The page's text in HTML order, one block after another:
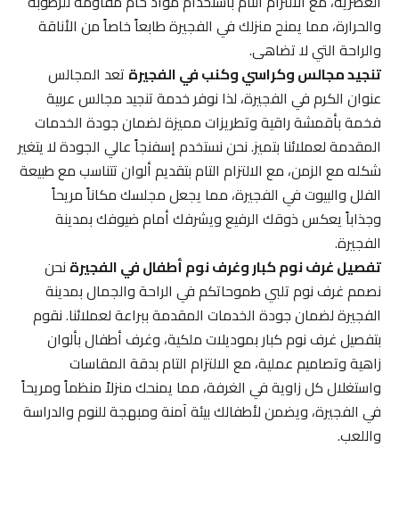
والحرارة، مما يمنح منزلك في الفجيرة طابعاً خاصاً من الأناقة
والراحة التي لا تضاهى.
تنجيد مجالس وكراسي وكنب في الفجيرةتعد المجالس
عنوان الكرم في الفجيرة، لذا نوفر خدمة تنجيد مجالس عربية
فخمة بأقمشة راقية وتطريزات مميزة لضمان جودة الخدمات
المقدمة لعملائنا بتميز. نحن نستخدم إسفنجاً عالي الجودة لا يتغير
شكله مع الزمن، مع الالتزام التام بتقديم ألوان تتناسب مع طبيعة
الفلل والبيوت في الفجيرة، مما يجعل مجلسك مكاناً مريحاً
وجذاباً يعكس ذوقك الرفيع ويشرفك أمام ضيوفك بمدينة
الفجيرة.
تفصيل غرف نوم كبار وغرف نوم أطفال في الفجيرةنحن
نصمم غرف نوم تلبي طموحاتكم في الراحة والجمال بمدينة
الفجيرة لضمان جودة الخدمات المقدمة ببراعة لعملائنا. نقوم
بتفصيل غرف نوم كبار بموديلات ملكية، وغرف أطفال بألوان
زاهية وتصاميم عملية، مع الالتزام التام بدقة المقاسات
واستغلال كل زاوية في الغرفة، مما يمنحك منزلاً منظماً ومريحاً
في الفجيرة، ويضمن لأطفالك بيئة آمنة ومبهجة للنوم والدراسة
واللعب.